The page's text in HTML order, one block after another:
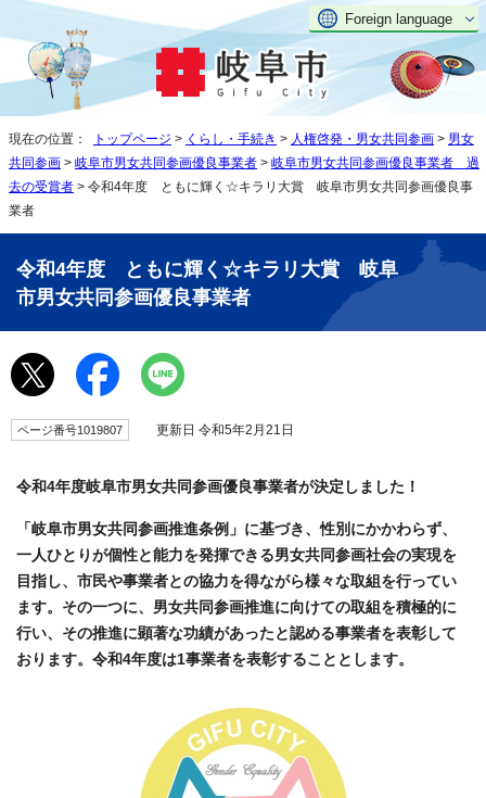
Foreign language
現在の位置： トップページ > くらし・手続き > 人権啓発・男女共同参画 > 男女
共同参画 > 岐阜市男女共同参画優良事業者 > 岐阜市男女共同参画優良事業者 過
去の受賞者 > 令和4年度 ともに輝く☆キラリ大賞 岐阜市男女共同参画優良事
業者
令和4年度 ともに輝く☆キラリ大賞 岐阜
市男女共同参画優良事業者
ページ番号1019807 更新日 令和5年2月21日
令和4年度岐阜市男女共同参画優良事業者が決定しました！
「岐阜市男女共同参画推進条例」に基づき、性別にかかわらず、
一人ひとりが個性と能力を発揮できる男女共同参画社会の実現を
目指し、市民や事業者との協力を得ながら様々な取組を行ってい
ます。その一つに、男女共同参画推進に向けての取組を積極的に
行い、その推進に顕著な功績があったと認める事業者を表彰して
おります。令和4年度は1事業者を表彰することとします。